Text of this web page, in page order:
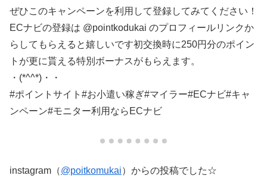
ぜひこのキャンペーンを利用して登録してみてください！
ECナビの登録は @pointkodukai のプロフィールリンクか
らしてもらえると嬉しいです️初交換時に250円分のポイン
トが更に貰える特別ボーナスがもらえます。
・(*^^*)・・
#ポイントサイト #お小遣い稼ぎ #マイラー #ECナビ#キャ
ンペーン#モニター利用ならECナビ
instagram（@poitkomukai）からの投稿でした☆